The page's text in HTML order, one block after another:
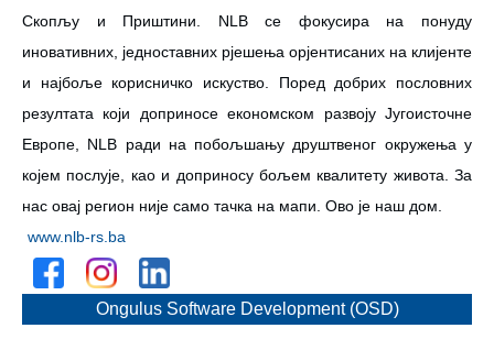
Скопљу и Приштини. NLB се фокусира на понуду
иновативних, једноставних рјешења орјентисаних на клијенте
и најбоље корисничко искуство. Поред добрих пословних
резултата који доприносе економском развоју Југоисточне
Европе, NLB ради на побољшању друштвеног окружења у
којем послује, као и доприносу бољем квалитету живота. За
нас овај регион није само тачка на мапи. Ово је наш дом.
www.nlb-rs.ba
Ongulus Software Development (OSD)